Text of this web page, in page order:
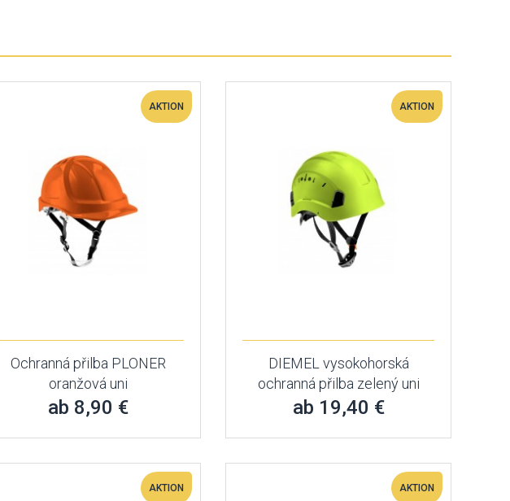
AKTION
Ochranná přilba PLONER
oranžová uni
ab 8,90 €
AKTION
DIEMEL vysokohorská
ochranná přilba zelený uni
ab 19,40 €
AKTION AKTION